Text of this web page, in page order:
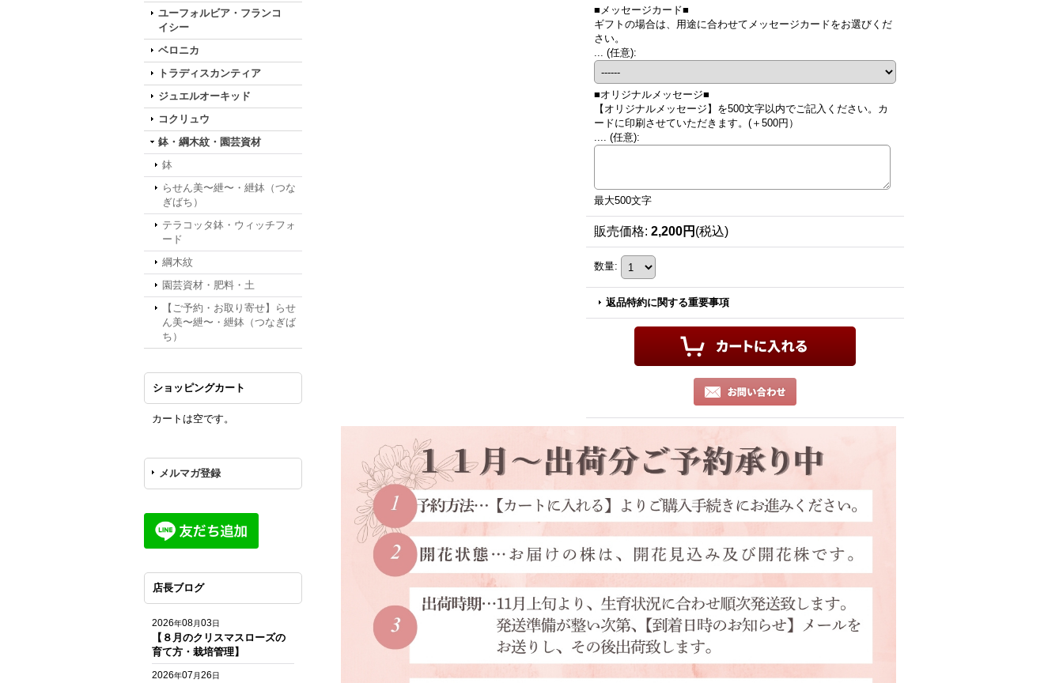
ユーフォルビア・フランコ
イシー
ベロニカ
トラディスカンティア
ジュエルオーキッド
コクリュウ
鉢・綱木紋・園芸資材
鉢
らせん美〜紲〜・紲鉢（つな
ぎばち）
テラコッタ鉢・ウィッチフォ
ード
綱木紋
園芸資材・肥料・土
【ご予約・お取り寄せ】らせ
ん美〜紲〜・紲鉢（つなぎば
ち）
ショッピングカート
カートは空です。
メルマガ登録
店長ブログ
2026年08月03日
【８月のクリスマスローズの
育て方・栽培管理】
2026年07 月26日
■メッセージカード■
ギフトの場合は、用途に合わせてメッセージカードをお選びくだ
さい。
... (任意):
■オリジナルメッセージ■
【オリジナルメッセージ】を500文字以内でご記入ください。カ
ードに印刷させていただきます。(＋500円）
.... (任意):
最大500文字
販売価格: 2,200円 (税込)
数量:
返品特約に関する重要事項